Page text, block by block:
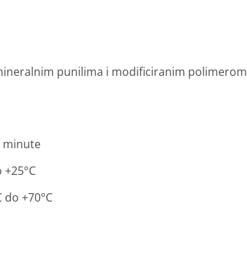
punilima i modificiranim polimerom
minute
+25°C
do +70°C